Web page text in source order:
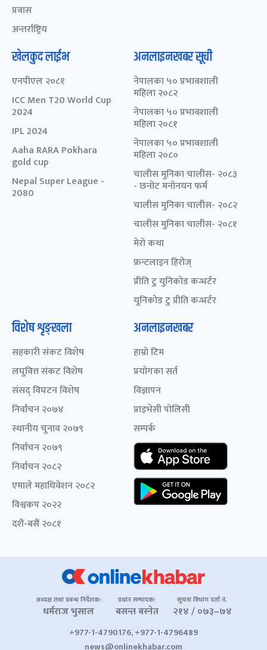
प्रवास
अन्तर्राष्ट्रिय
खेलकुद लाईभ
एनपीएल २०८१
ICC Men T20 World Cup
2024
IPL 2024
Aaha RARA Pokhara
gold cup
Nepal Super League -
2080
अनलाइनखबर सूची
नेपालका ५० प्रभावशाली
महिला २०८२
नेपालका ५० प्रभावशाली
महिला २०८१
नेपालका ५० प्रभावशाली
महिला २०८०
चालीस मुनिका चालीस- २०८३
- छनोट मनोनयन फर्म
चालीस मुनिका चालीस- २०८२
चालीस मुनिका चालीस- २०८१
मेरो कथा
फ्रन्टलाइन हिरोज्
प्रीति टु युनिकोड कन्भर्टर
युनिकोड टु प्रीति कन्भर्टर
विशेष शृङ्खला
सहकारी संकट विशेष
लघुवित्त संकट विशेष
संसद् विघटन विशेष
निर्वाचन २०७४
स्थानीय चुनाव २०७९
निर्वाचन २०७९
निर्वाचन २०८२
एमाले महाधिवेशन २०८२
विश्वकप २०२२
दशैं-बसैं २०८१
अनलाइनखबर
हाम्रो टिम
प्रयोगका सर्त
विज्ञापन
प्राइभेसी पोलिसी
सम्पर्क
अध्यक्ष तथा प्रबन्ध निर्देशक:
धर्मराज भुसाल
प्रधान सम्पादक:
बसन्त बस्नेत
सूचना विभाग दर्ता नं.
२१४ / ०७३–७४
+977-1-4790176, +977-1-4796489
news@onlinekhabar.com